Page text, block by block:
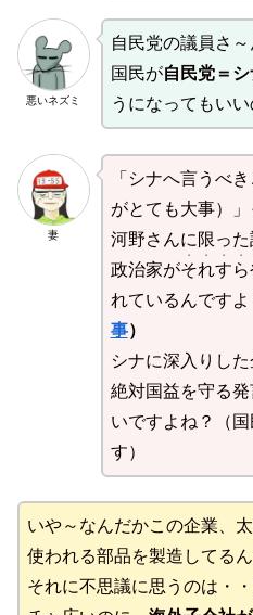
悪いネズミ
自民党の議員さ～
国民が自民党＝
うになってもい
妻
「シナへ言うべ
がとても大事）」
河野さんに限っ
政治家がそれす
・・・
れているんですよ
事）
シナに深入りし
絶対国益を守る
いですよね？（
す）
いや～なんだかこの企業、
使われる部品を製造してるん
それに不思議に思うのは・